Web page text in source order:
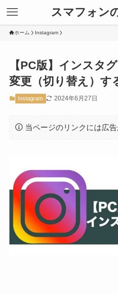
スマフォン
ホーム Instagram
【PC版】インスタ
変更（切り替え）す
Instagram 2024年6月27日
当ページのリンクには広告